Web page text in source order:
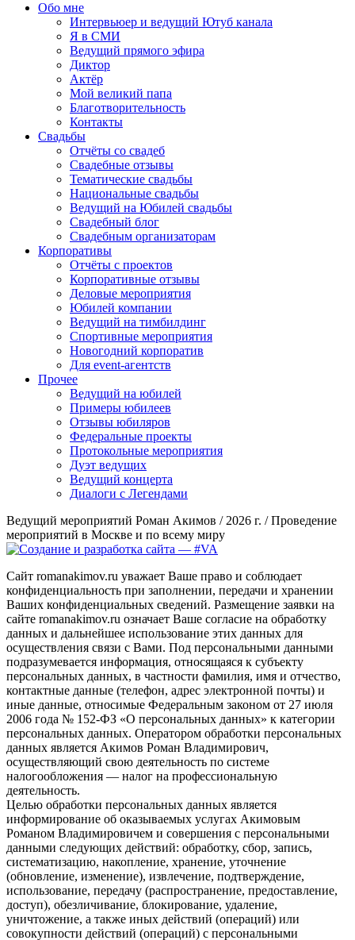
Обо мне
Интервьюер и ведущий Ютуб канала
Я в СМИ
Ведущий прямого эфира
Диктор
Актёр
Мой великий папа
Благотворительность
Контакты
Свадьбы
Отчёты со свадеб
Свадебные отзывы
Тематические свадьбы
Национальные свадьбы
Ведущий на Юбилей свадьбы
Свадебный блог
Свадебным организаторам
Корпоративы
Отчёты с проектов
Корпоративные отзывы
Деловые мероприятия
Юбилей компании
Ведущий на тимбилдинг
Спортивные мероприятия
Новогодний корпоратив
Для event-агентств
Прочее
Ведущий на юбилей
Примеры юбилеев
Отзывы юбиляров
Федеральные проекты
Протокольные мероприятия
Дуэт ведущих
Ведущий концерта
Диалоги с Легендами
Ведущий мероприятий Роман Акимов / 2026 г. / Проведение
мероприятий в Москве и по всему миру
Сайт romanakimov.ru уважает Ваше право и соблюдает
конфиденциальность при заполнении, передачи и хранении
Ваших конфиденциальных сведений. Размещение заявки на
сайте romanakimov.ru означает Ваше согласие на обработку
данных и дальнейшее использование этих данных для
осуществления связи с Вами. Под персональными данными
подразумевается информация, относящаяся к субъекту
персональных данных, в частности фамилия, имя и отчество,
контактные данные (телефон, адрес электронной почты) и
иные данные, относимые Федеральным законом от 27 июля
2006 года № 152-ФЗ «О персональных данных» к категории
персональных данных. Оператором обработки персональных
данных является Акимов Роман Владимирович,
осуществляющий свою деятельность по системе
налогообложения — налог на профессиональную
деятельность.
Целью обработки персональных данных является
информирование об оказываемых услугах Акимовым
Романом Владимировичем и совершения с персональными
данными следующих действий: обработку, сбор, запись,
систематизацию, накопление, хранение, уточнение
(обновление, изменение), извлечение, подтверждение,
использование, передачу (распространение, предоставление,
доступ), обезличивание, блокирование, удаление,
уничтожение, а также иных действий (операций) или
совокупности действий (операций) с персональными